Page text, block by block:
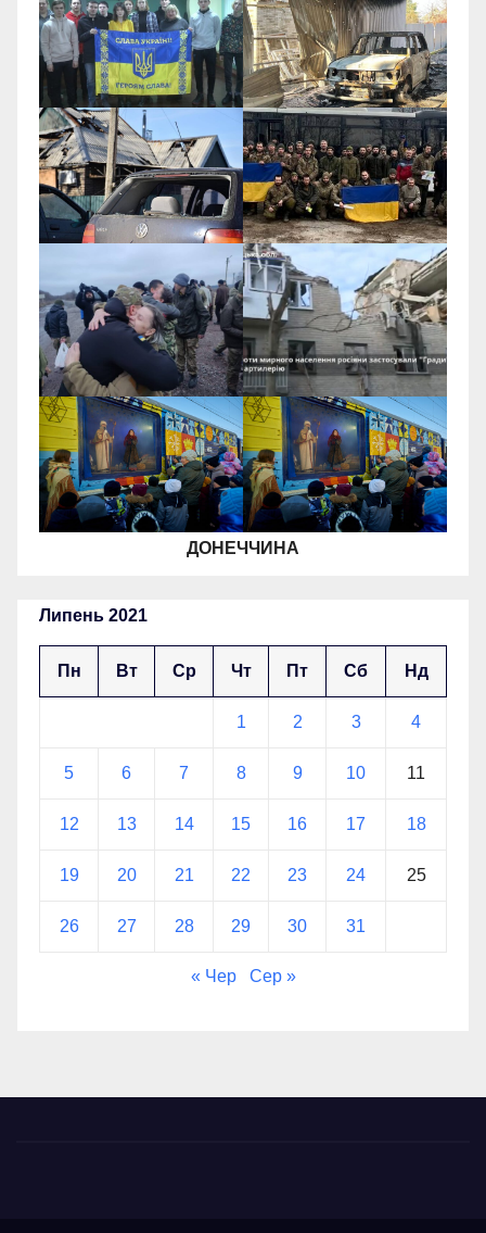
ДОНЕЧЧИНА
Липень 2021
Пн Вт Ср Чт Пт Сб Нд
1 2 3 4
5 6 7 8 9 10 11
12 13 14 15 16 17 18
19 20 21 22 23 24 25
26 27 28 29 30 31
« Чер Сер »